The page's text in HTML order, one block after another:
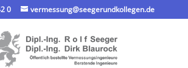
0 vermessung@seegerundkollegen.de